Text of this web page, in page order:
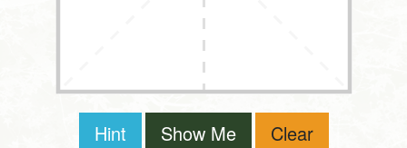
Hint Show Me Clear